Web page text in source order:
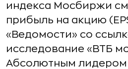
индекса Мосбиржи
прибыль на акцию
«Ведомости» со
исследование «ВТБ
Абсолютным лидером